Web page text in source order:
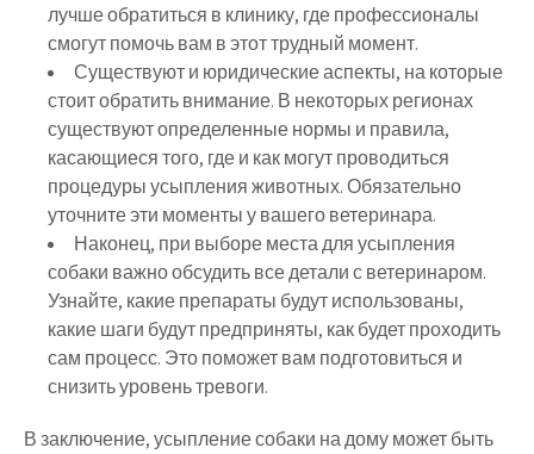
лучше обратиться в клинику, где профессионалы
смогут помочь вам в этот трудный момент.
Существуют и юридические аспекты, на которые
стоит обратить внимание. В некоторых регионах
существуют определенные нормы и правила,
касающиеся того, где и как могут проводиться
процедуры усыпления животных. Обязательно
уточните эти моменты у вашего ветеринара.
Наконец, при выборе места для усыпления
собаки важно обсудить все детали с ветеринаром.
Узнайте, какие препараты будут использованы,
какие шаги будут предприняты, как будет проходить
сам процесс. Это поможет вам подготовиться и
снизить уровень тревоги.
В заключение, усыпление собаки на дому может быть